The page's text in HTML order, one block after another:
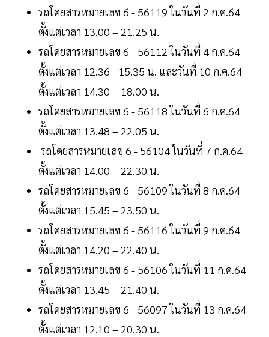
รถโดยสารหมายเลข 6 - 56119 ในวันที่ 2 ก.ค.64
ตั้งแต่เวลา 13.00 – 21.25 น.
รถโดยสารหมายเลข 6 - 56112 ในวันที่ 4 ก.ค.64
ตั้งแต่เวลา 12.36 - 15.35 น. และวันที่ 10 ก.ค.64
ตั้งแต่เวลา 14.30 – 18.00 น.
รถโดยสารหมายเลข 6 - 56118 ในวันที่ 6 ก.ค.64
ตั้งแต่เวลา 13.48 – 22.05 น.
รถโดยสารหมายเลข 6 - 56104 ในวันที่ 7 ก.ค.64
ตั้งแต่เวลา 14.00 – 22.30 น.
รถโดยสารหมายเลข 6 - 56109 ในวันที่ 8 ก.ค.64
ตั้งแต่เวลา 15.45 – 23.50 น.
รถโดยสารหมายเลข 6 - 56116 ในวันที่ 9 ก.ค.64
ตั้งแต่เวลา 14.20 – 22.40 น.
รถโดยสารหมายเลข 6 - 56106 ในวันที่ 11 ก.ค.64
ตั้งแต่เวลา 13.45 – 21.40 น.
รถโดยสารหมายเลข 6 - 56097 ในวันที่ 13 ก.ค.64
ตั้งแต่เวลา 12.10 – 20.30 น.